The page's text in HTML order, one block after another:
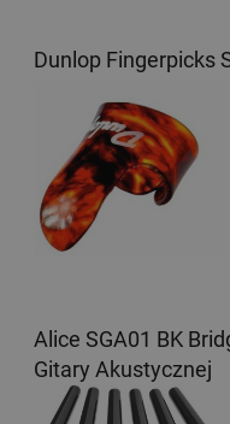
Dunlop Fingerpicks
Alice SGA01 BK
Gitary Akustycznej